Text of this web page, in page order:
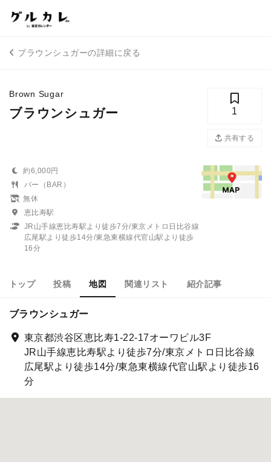
ブラウンシュガーの詳細に戻る
Brown Sugar
ブラウンシュガー 1
共有する
約6,000円
バー（BAR）
無休
恵比寿駅
JR山手線恵比寿駅より徒歩7分/東京メトロ日比谷線
広尾駅より徒歩14分/東急東横線代官山駅より徒歩
16分
トップ 投稿 地図 関連リスト 紹介記事
ブラウンシュガー
東京都渋谷区恵比寿1-22-17オーワビル3F
JR山手線恵比寿駅より徒歩7分/東京メトロ日比谷線
広尾駅より徒歩14分/東急東横線代官山駅より徒歩16
分